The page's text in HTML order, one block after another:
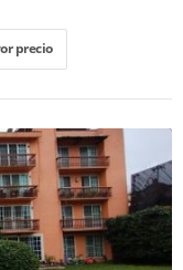
precio